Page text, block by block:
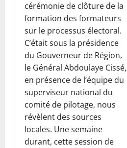
cérémonie de clôture de la
formation des formateurs
sur le processus électoral.
C’était sous la présidence
du Gouverneur de Région,
le Général Abdoulaye Cissé,
en présence de l’équipe du
superviseur national du
comité de pilotage, nous
révèlent des sources
locales. Une semaine
durant, cette session de